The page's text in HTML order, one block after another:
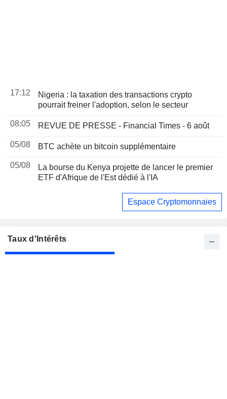
17:12
Nigeria : la taxation des transactions crypto
pourrait freiner l'adoption, selon le secteur
08:05 REVUE DE PRESSE - Financial Times - 6 août
05/08 BTC achète un bitcoin supplémentaire
05/08
La bourse du Kenya projette de lancer le premier
ETF d'Afrique de l'Est dédié à l'IA
Espace Cryptomonnaies
Taux d'Intérêts